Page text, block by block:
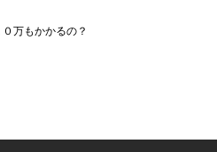
万もかかるの？